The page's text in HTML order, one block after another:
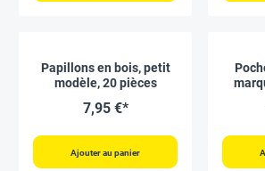
Papillons en bois, petit
modèle, 20 pièces
7,95 €*
Ajouter au panier